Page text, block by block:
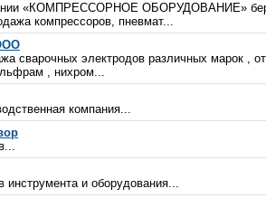
«КОМПРЕССОРНОЕ ОБОРУДОВАНИЕ»
компрессоров, пневмат...
сварочных электродов различных марок ,
, нихром...
компания...
инструмента и оборудования...